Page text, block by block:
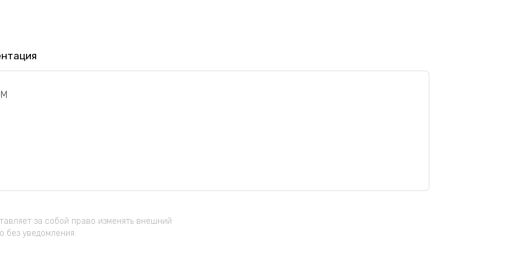
за собой право изменять внешний
без уведомления.